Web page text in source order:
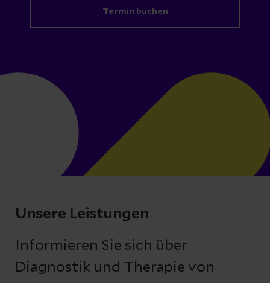
Termin buchen
Unsere Leistungen
Informieren Sie sich über
Diagnostik und Therapie von